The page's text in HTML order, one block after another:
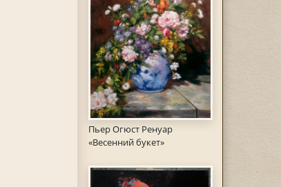
Пьер Огюст Ренуар
«Весенний букет»